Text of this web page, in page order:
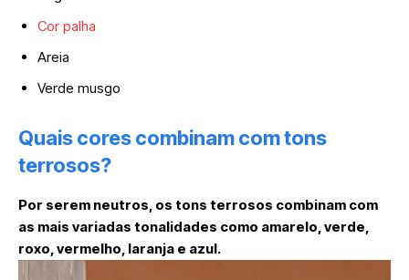
Cor palha
Areia
Verde musgo
Quais cores combinam com tons
terrosos?
Por serem neutros, os tons terrosos combinam com
as mais variadas tonalidades como amarelo, verde,
roxo, vermelho, laranja e azul.